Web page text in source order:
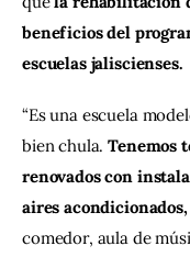
beneficios del
escuelas jaliscienses.
“Es una escuela
bien chula. Tenemos
renovados con
aires acondicionados,
comedor, aula de